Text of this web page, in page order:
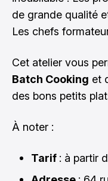
de grande qualité
Les chefs
Cet atelier vous
Batch Cooking et
des bons petits
À noter :
Tarif : à partir